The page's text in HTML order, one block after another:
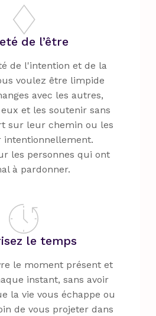
de l’être
de l'intention et de la
voulez être limpide
avec les autres,
et les soutenir sans
sur leur chemin ou les
intentionnellement.
les personnes qui ont
à pardonner.
le temps
le moment présent et
instant, sans avoir
la vie vous échappe ou
de vous projeter dans